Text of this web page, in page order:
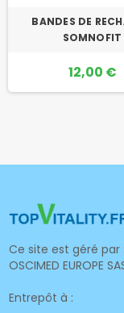
BANDES DE
SOMNOFIT
12,00 €
Ce site est géré par :
OSCIMED EUROPE
Entrepôt à :